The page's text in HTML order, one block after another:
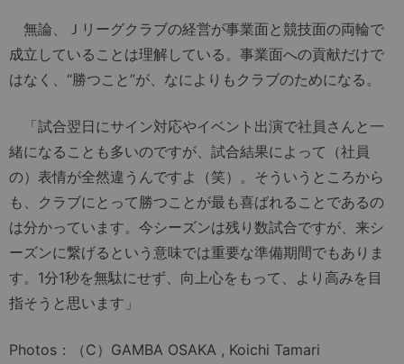
無論、Ｊリーグクラブの経営が事業面と競技面の両輪で
成立していることは理解している。事業面への貢献だけで
はなく、“勝つこと”が、なによりもクラブのためになる。
「試合翌日にサイン対応やイベント出演で社員さんと一
緒になることも多いのですが、試合結果によって（社員
の）表情が全然違うんですよ（笑）。そういうところから
も、クラブにとって勝つことが最も喜ばれることであるの
は分かっています。今シーズンは残り数試合ですが、来シ
ーズンに繋げるという意味では重要な準備期間でもありま
す。1分1秒を無駄にせず、向上心をもって、より高みを目
指そうと思います」
Photos：（C）GAMBA OSAKA , Koichi Tamari